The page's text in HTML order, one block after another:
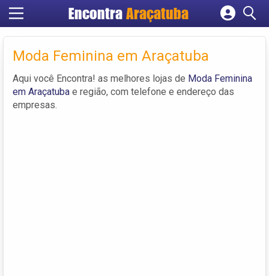
Encontra Araçatuba
Cadastrar empresa
Criar conta
Moda Feminina em Araçatuba
Aqui você Encontra! as melhores lojas de Moda Feminina
em Araçatuba e região, com telefone e endereço das
empresas.